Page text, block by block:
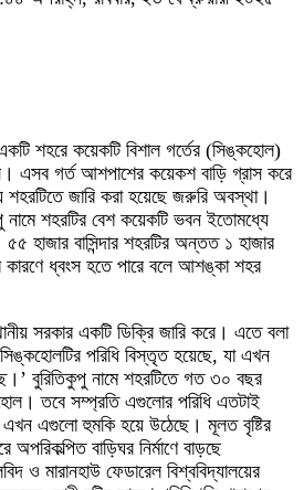
শহরে কয়েকটি বিশাল গর্তের (সিঙ্কহোল)
এসব গর্ত আশপাশের কয়েকশ বাড়ি গ্রাস করে
জারি করা হয়েছে জরুরি অবস্থা।
নামে শহরটির বেশ কয়েকটি ভবন ইতোমধ্যে
হাজার বাসিন্দার শহরটির অন্তত ১ হাজার
কারণে ধ্বংস হতে পারে বলে আশঙ্কা শহর
সরকার একটি ডিক্রি জারি করে। এতে বলা
পরিধি বিস্তৃত হয়েছে, যা এখন
বুরিতিকুপু নামে শহরটিতে গত ৩০ বছর
তবে সম্প্রতি এগুলোর পরিধি এতটাই
এখন এগুলো হুমকি হয়ে উঠেছে। মূলত বৃষ্টির
বাড়িঘর নির্মাণে বাড়ছে
ও মারানহাউ ফেডারেল বিশ্ববিদ্যালয়ের